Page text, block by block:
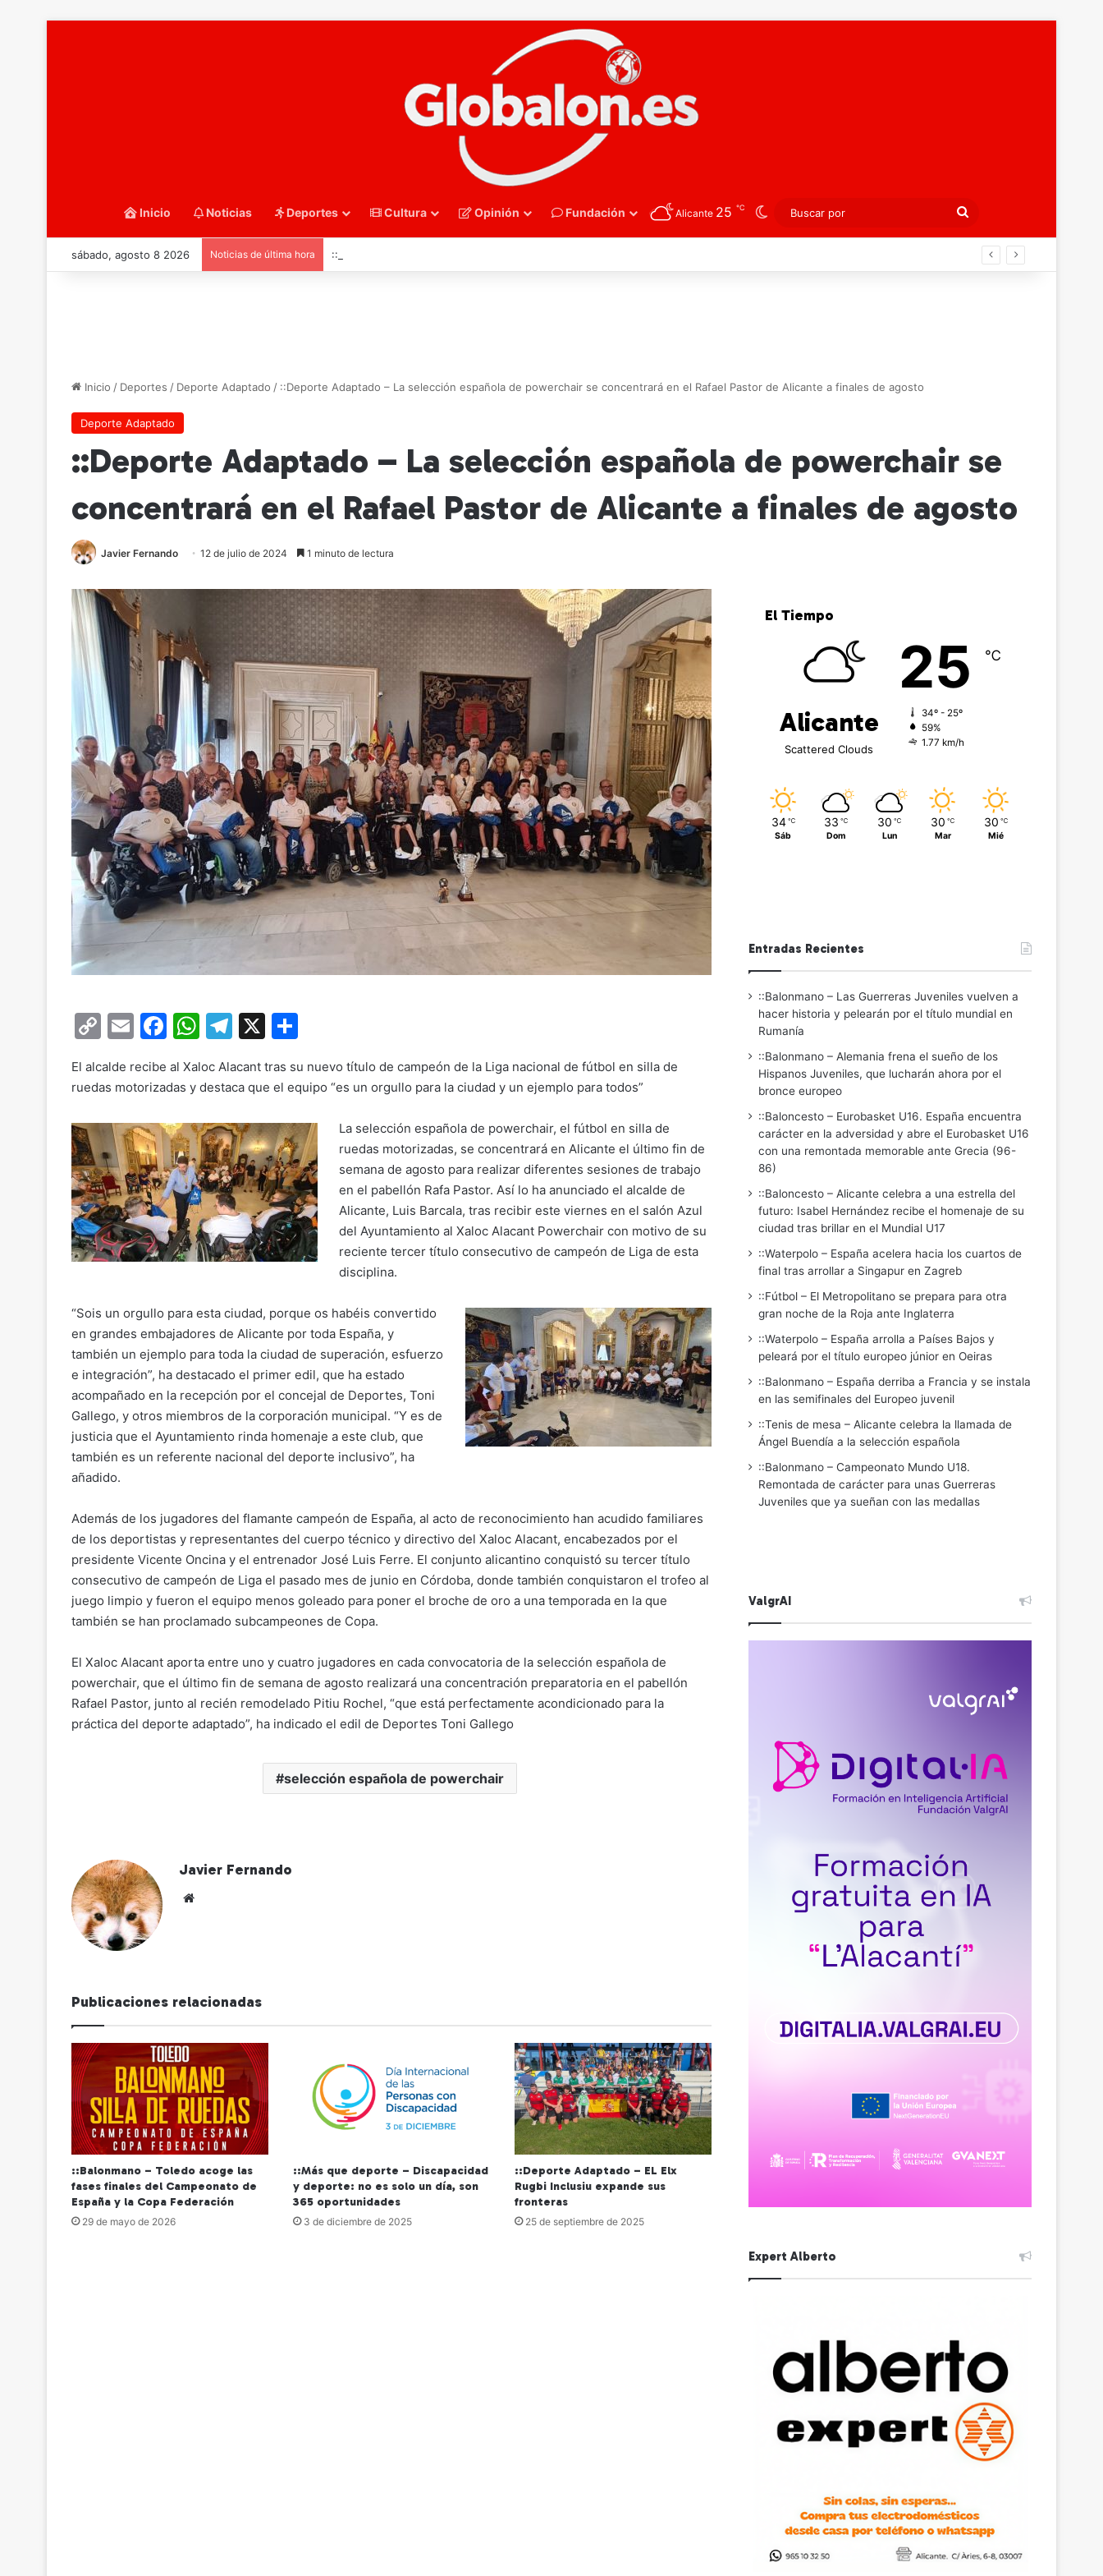
Inicio Noticias Deportes Cultura Opinión Fundación Alicante 25 ℃ Switch skin
Buscar
por
sábado, agosto 8 2026 Noticias de última hora ::Balonmano – Alemania frena el sueño de los Hispanos Juveniles, que lucharán ahora por el bronce europeo
Inicio / Deportes / Deporte Adaptado / ::Deporte Adaptado – La selección española de powerchair se concentrará en el Rafael Pastor de Alicante a finales de agosto
Deporte Adaptado
::Deporte Adaptado – La selección española de powerchair se
concentrará en el Rafael Pastor de Alicante a finales de agosto
Javier Fernando 12 de julio de 2024 1 minuto de lectura
C
p
Li
n
k
E
ai
F
c
b
o
o
k
W
at
A
p
p
T
e
gr
a
m
X
m
p
ar
tir
El alcalde recibe al Xaloc Alacant tras su nuevo título de campeón de la Liga nacional de fútbol en silla de
ruedas motorizadas y destaca que el equipo “es un orgullo para la ciudad y un ejemplo para todos”
La selección española de powerchair, el fútbol en silla de
ruedas motorizadas, se concentrará en Alicante el último fin de
semana de agosto para realizar diferentes sesiones de trabajo
en el pabellón Rafa Pastor. Así lo ha anunciado el alcalde de
Alicante, Luis Barcala, tras recibir este viernes en el salón Azul
del Ayuntamiento al Xaloc Alacant Powerchair con motivo de su
reciente tercer título consecutivo de campeón de Liga de esta
disciplina.
“Sois un orgullo para esta ciudad, porque os habéis convertido
en grandes embajadores de Alicante por toda España, y
también un ejemplo para toda la ciudad de superación, esfuerzo
e integración”, ha destacado el primer edil, que ha estado
acompañado en la recepción por el concejal de Deportes, Toni
Gallego, y otros miembros de la corporación municipal. “Y es de
justicia que el Ayuntamiento rinda homenaje a este club, que
también es un referente nacional del deporte inclusivo”, ha
añadido.
Además de los jugadores del flamante campeón de España, al acto de reconocimiento han acudido familiares
de los deportistas y representantes del cuerpo técnico y directivo del Xaloc Alacant, encabezados por el
presidente Vicente Oncina y el entrenador José Luis Ferre. El conjunto alicantino conquistó su tercer título
consecutivo de campeón de Liga el pasado mes de junio en Córdoba, donde también conquistaron el trofeo al
juego limpio y fueron el equipo menos goleado para poner el broche de oro a una temporada en la que
también se han proclamado subcampeones de Copa.
El Xaloc Alacant aporta entre uno y cuatro jugadores en cada convocatoria de la selección española de
powerchair, que el último fin de semana de agosto realizará una concentración preparatoria en el pabellón
Rafael Pastor, junto al recién remodelado Pitiu Rochel, “que está perfectamente acondicionado para la
práctica del deporte adaptado”, ha indicado el edil de Deportes Toni Gallego
selección española de powerchair
Javier Fernando
Publicaciones relacionadas
::Balonmano – Toledo acoge las
fases finales del Campeonato de
España y la Copa Federación
29 de mayo de 2026
::Más que deporte – Discapacidad
y deporte: no es solo un día, son
365 oportunidades
3 de diciembre de 2025
::Deporte Adaptado – EL Elx
Rugbi Inclusiu expande sus
fronteras
25 de septiembre de 2025
El Tiempo
Alicante
Scattered Clouds
25 ℃
34º - 25º
59%
1.77 km/h
34 ℃
Sáb
33 ℃
Dom
30 ℃
Lun
30 ℃
Mar
30 ℃
Mié
Entradas Recientes
::Balonmano – Las Guerreras Juveniles vuelven a
hacer historia y pelearán por el título mundial en
Rumanía
::Balonmano – Alemania frena el sueño de los
Hispanos Juveniles, que lucharán ahora por el
bronce europeo
::Baloncesto – Eurobasket U16. España encuentra
carácter en la adversidad y abre el Eurobasket U16
con una remontada memorable ante Grecia (96-
86)
::Baloncesto – Alicante celebra a una estrella del
futuro: Isabel Hernández recibe el homenaje de su
ciudad tras brillar en el Mundial U17
::Waterpolo – España acelera hacia los cuartos de
final tras arrollar a Singapur en Zagreb
::Fútbol – El Metropolitano se prepara para otra
gran noche de la Roja ante Inglaterra
::Waterpolo – España arrolla a Países Bajos y
peleará por el título europeo júnior en Oeiras
::Balonmano – España derriba a Francia y se instala
en las semifinales del Europeo juvenil
::Tenis de mesa – Alicante celebra la llamada de
Ángel Buendía a la selección española
::Balonmano – Campeonato Mundo U18.
Remontada de carácter para unas Guerreras
Juveniles que ya sueñan con las medallas
ValgrAI
Expert Alberto